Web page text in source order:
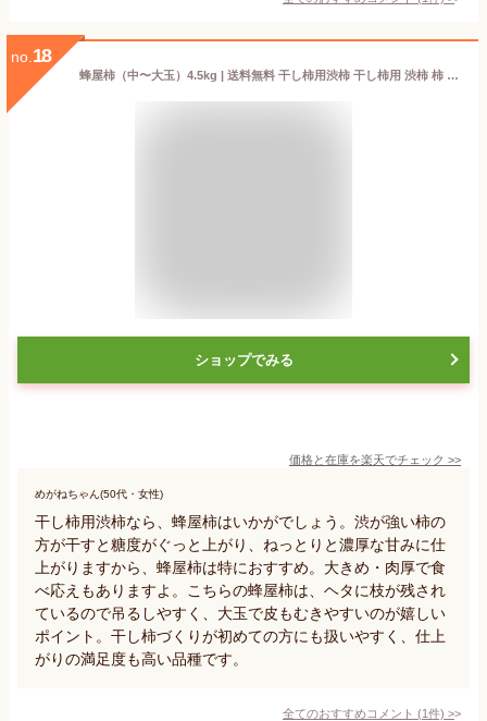
no. 18
蜂屋柿（中〜大玉）4.5kg | 送料無料 干し柿用渋柿 干し柿用 渋柿 柿 干し柿用柿 ほしがき 吊るし柿 吊し柿 つるし柿 吊るし柿用渋柿 干柿 用 渋柿 干し柿用の柿 干す柿 果物 フルーツ 旬 栃木県産 国産 贈り物 ギフト【WS】
ショップでみる
価格と在庫を楽天でチェック >>
めがねちゃん(50代・女性)
干し柿用渋柿なら、蜂屋柿はいかがでしょう。渋が強い柿の
方が干すと糖度がぐっと上がり、ねっとりと濃厚な甘みに仕
上がりますから、蜂屋柿は特におすすめ。大きめ・肉厚で食
べ応えもありますよ。こちらの蜂屋柿は、ヘタに枝が残され
ているので吊るしやすく、大玉で皮もむきやすいのが嬉しい
ポイント。干し柿づくりが初めての方にも扱いやすく、仕上
がりの満足度も高い品種です。
全てのおすすめコメント (1件) >